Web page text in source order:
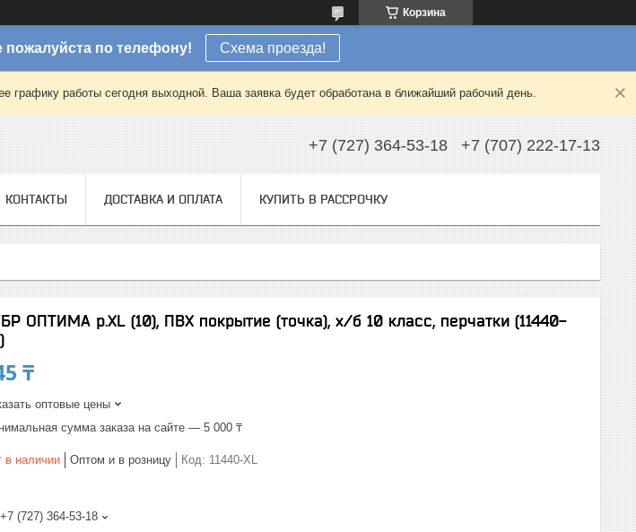
Корзина
пожалуйста по телефону! Схема проезда!
графику работы сегодня выходной. Ваша заявка будет обработана в ближайший рабочий день.
+7 (727) 364-53-18 +7 (707) 222-17-13
КОНТАКТЫ ДОСТАВКА И ОПЛАТА КУПИТЬ В РАССРОЧКУ
ОПТИМА р.XL (10), ПВХ покрытие (точка), х/б 10 класс, перчатки (11440-
₸
оптовые цены
сумма заказа на сайте — 5 000 ₸
в наличии Оптом и в розницу Код: 11440-XL
+7 (727) 364-53-18